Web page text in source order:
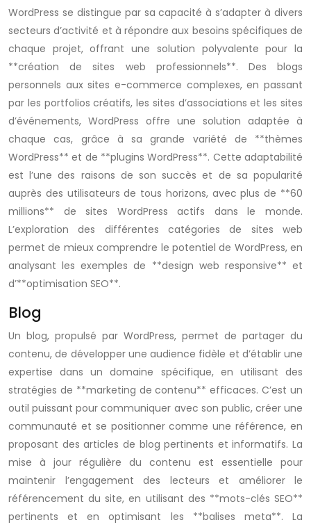
WordPress se distingue par sa capacité à s’adapter à divers
secteurs d’activité et à répondre aux besoins spécifiques de
chaque projet, offrant une solution polyvalente pour la
**création de sites web professionnels**. Des blogs
personnels aux sites e-commerce complexes, en passant
par les portfolios créatifs, les sites d’associations et les sites
d’événements, WordPress offre une solution adaptée à
chaque cas, grâce à sa grande variété de **thèmes
WordPress** et de **plugins WordPress**. Cette adaptabilité
est l’une des raisons de son succès et de sa popularité
auprès des utilisateurs de tous horizons, avec plus de **60
millions** de sites WordPress actifs dans le monde.
L’exploration des différentes catégories de sites web
permet de mieux comprendre le potentiel de WordPress, en
analysant les exemples de **design web responsive** et
d’**optimisation SEO**.
Blog
Un blog, propulsé par WordPress, permet de partager du
contenu, de développer une audience fidèle et d’établir une
expertise dans un domaine spécifique, en utilisant des
stratégies de **marketing de contenu** efficaces. C’est un
outil puissant pour communiquer avec son public, créer une
communauté et se positionner comme une référence, en
proposant des articles de blog pertinents et informatifs. La
mise à jour régulière du contenu est essentielle pour
maintenir l’engagement des lecteurs et améliorer le
référencement du site, en utilisant des **mots-clés SEO**
pertinents et en optimisant les **balises meta**. La